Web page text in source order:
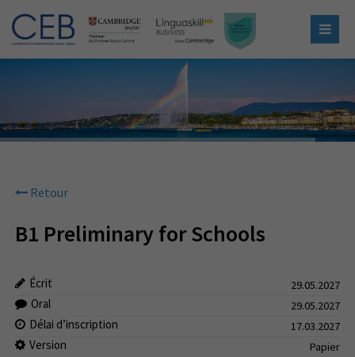
Retour
B1 Preliminary for Schools
Écrit 29.05.2027
Oral 29.05.2027
Délai d’inscription 17.03.2027
Version Papier